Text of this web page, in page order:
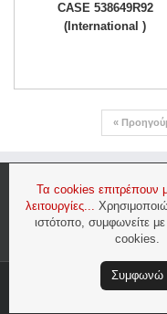
CASE 538649R92
(International )
«
Γραφτείτε στο newsletter
Ασφάλεια & Προσωπικά
All trademarks are the
Τα cookies επιτρέπουν
λειτουργίες...
ιστότοπο, συμφωνείτε
cookies.
Συμφωνώ